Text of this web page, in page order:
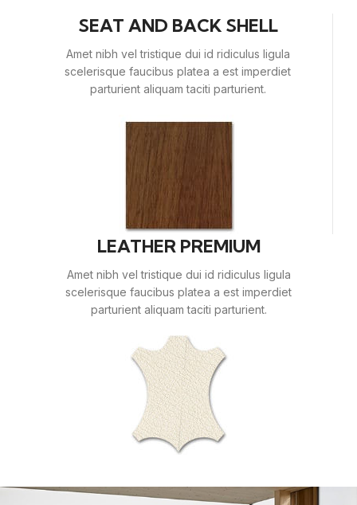
SEAT AND BACK SHELL
Amet nibh vel tristique dui id ridiculus ligula
scelerisque faucibus platea a est imperdiet
parturient aliquam taciti parturient.
LEATHER PREMIUM
Amet nibh vel tristique dui id ridiculus ligula
scelerisque faucibus platea a est imperdiet
parturient aliquam taciti parturient.